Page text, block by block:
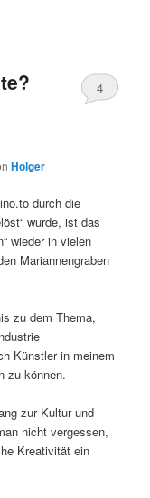
Holger
4
durch die
wurde, ist das
wieder in vielen
Mariannengraben
zu dem Thema,
Künstler in meinem
zu können.
zur Kultur und
nicht vergessen,
Kreativität ein